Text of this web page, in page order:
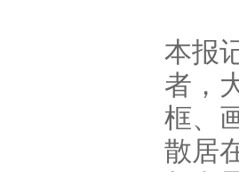
本报
者，
框、
散居